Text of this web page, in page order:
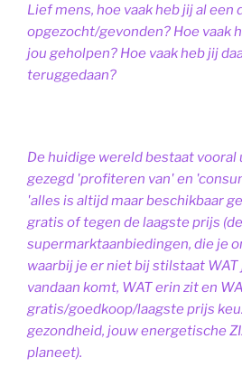
Lief mens, hoe vaak heb jij al een
opgezocht/gevonden? Hoe vaak
jou geholpen? Hoe vaak heb jij
teruggedaan?
De huidige wereld bestaat
gezegd 'profiteren van' en
'alles is altijd maar beschikbaar
gratis of tegen de laagste prijs
supermarktaanbiedingen, die je
waarbij je er niet bij stilstaat WAT
vandaan komt, WAT erin zit en
gratis/goedkoop/laagste prijs
gezondheid, jouw energetische
planeet).